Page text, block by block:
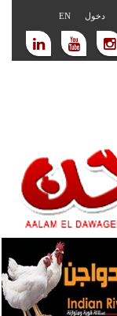
دخول EN